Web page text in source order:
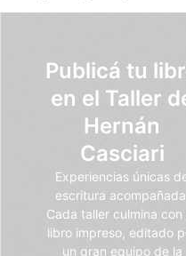
Publicá tu
en el Taller
Hernán
Casciari
Experiencias únicas
escritura
Cada taller culmina con
libro impreso, editado
un gran equipo de la